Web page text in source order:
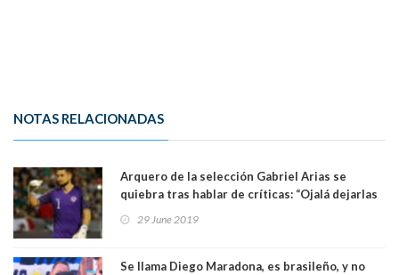
NOTAS RELACIONADAS
Arquero de la selección Gabriel Arias se
quiebra tras hablar de críticas: “Ojalá dejarlas
29 June 2019
Se llama Diego Maradona, es brasileño, y no